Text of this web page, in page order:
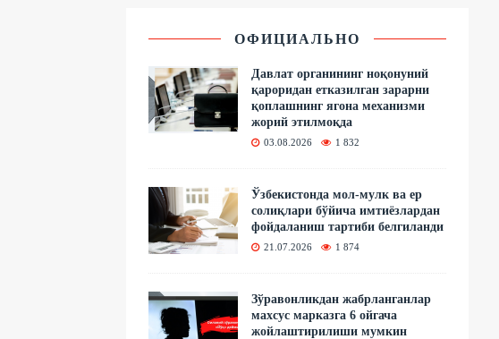
ОФИЦИАЛЬНО
Давлат органининг ноқонуний
қароридан етказилган зарарни
қоплашнинг ягона механизми
жорий этилмоқда
03.08.2026 1 832
Ўзбекистонда мол-мулк ва ер
солиқлари бўйича имтиёзлардан
фойдаланиш тартиби белгиланди
21.07.2026 1 874
Зўравонликдан жабрланганлар
махсус марказга 6 ойгача
жойлаштирилиши мумкин